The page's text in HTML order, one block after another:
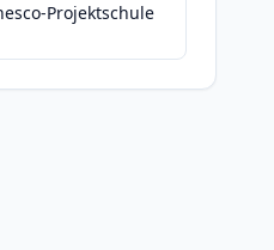
Projektschule